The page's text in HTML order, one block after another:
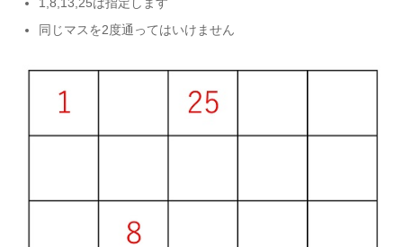
同じマスを2度通ってはいけません